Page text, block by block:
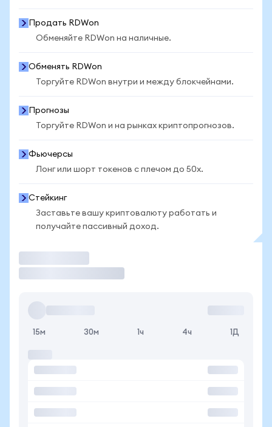
Продать RDWon
Обменяйте RDWon на наличные.
Обменять RDWon
Торгуйте RDWon внутри и между блокчейнами.
Прогнозы
Торгуйте RDWon и на рынках криптопрогнозов.
Фьючерсы
Лонг или шорт токенов с плечом до 50x.
Стейкинг
Заставьте вашу криптовалюту работать и
получайте пассивный доход.
15м 30м 1ч 4ч 1Д